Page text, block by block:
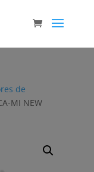
de
MI NEW